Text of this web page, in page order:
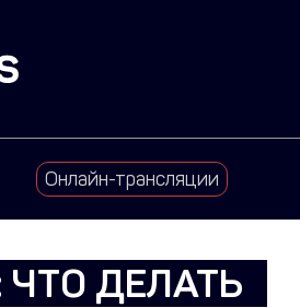
Онлайн-трансляции
ДЕЛАТЬ